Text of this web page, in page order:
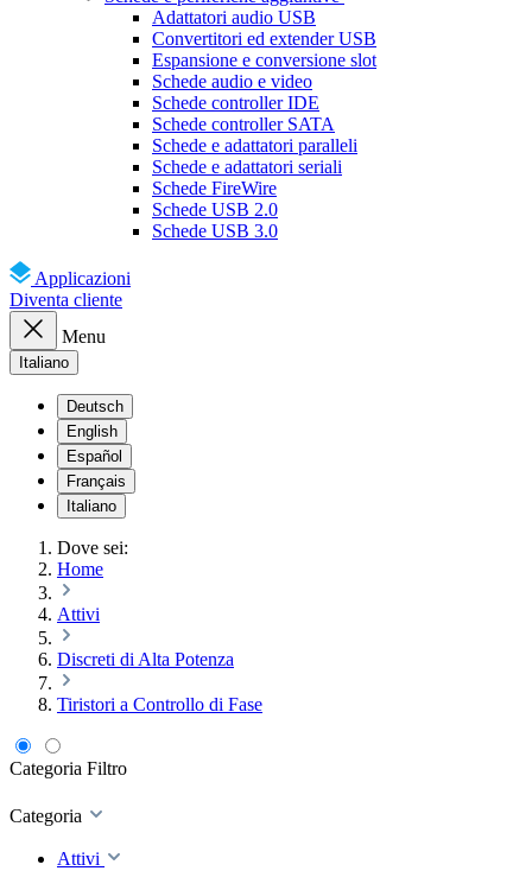
Adattatori audio USB
Convertitori ed extender USB
Espansione e conversione slot
Schede audio e video
Schede controller IDE
Schede controller SATA
Schede e adattatori paralleli
Schede e adattatori seriali
Schede FireWire
Schede USB 2.0
Schede USB 3.0
Applicazioni
Diventa cliente
Menu
Italiano
Deutsch
English
Español
Français
Italiano
Dove sei:
Home
Attivi
Discreti di Alta Potenza
Tiristori a Controllo di Fase
Categoria Filtro
Categoria
Attivi